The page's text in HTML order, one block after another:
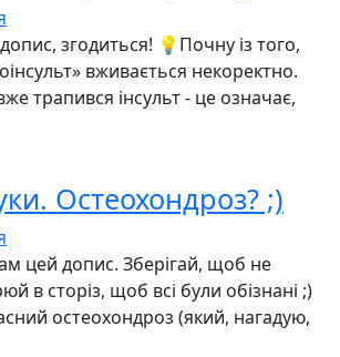
згодиться! 💡Почну із того,
вживається некоректно.
трапився інсульт - це означає,
Остеохондроз? ;)
цей допис. Зберігай, щоб не
в сторіз, щоб всі були обізнані ;)
остеохондроз (який, нагадую,